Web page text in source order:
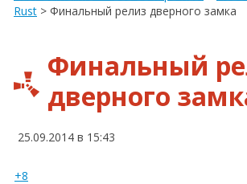
Rust > Финальный релиз дверного замка
Финальный
дверного
25.09.2014 в 15:43
+8